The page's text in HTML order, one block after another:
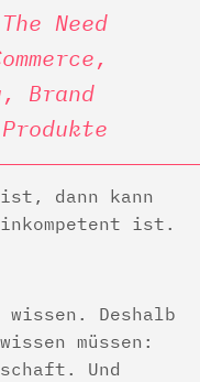
Need
Brand
ist, dann kann
ist.
Deshalb
müssen:
Und